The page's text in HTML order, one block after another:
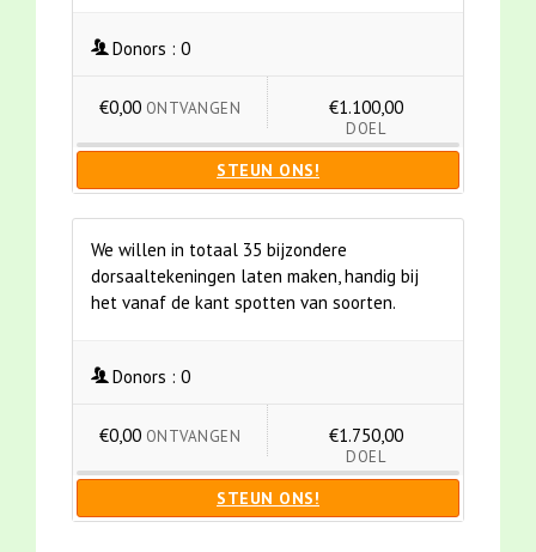
Donors : 0
€0,00 ONTVANGEN €1.100,00
DOEL
STEUN ONS!
We willen in totaal 35 bijzondere
dorsaaltekeningen laten maken, handig bij
het vanaf de kant spotten van soorten.
Donors : 0
€0,00 ONTVANGEN €1.750,00
DOEL
STEUN ONS!